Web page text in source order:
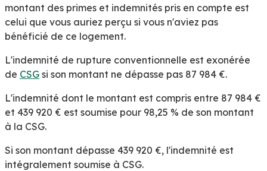
montant des primes et indemnités pris en compte est
celui que vous auriez perçu si vous n'aviez pas
bénéficié de ce logement.
L'indemnité de rupture conventionnelle est exonérée
de CSG si son montant ne dépasse pas 87 984 €.
L'indemnité dont le montant est compris entre 87 984 €
et 439 920 € est soumise pour 98,25 % de son montant
à la CSG.
Si son montant dépasse 439 920 €, l'indemnité est
intégralement soumise à CSG.